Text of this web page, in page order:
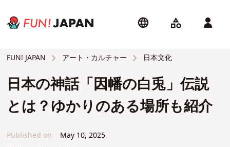
FUN! JAPAN アート・カルチャー 日本文化
日本の神話「因幡の白兎」伝説
とは？ゆかりのある場所も紹介
Published on
May 10, 2025